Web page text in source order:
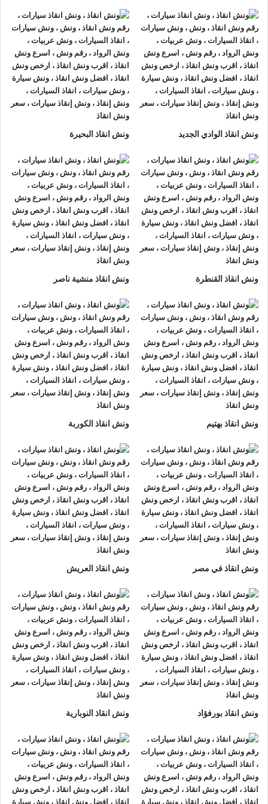
ونش انقاذ سيارات الروادلأنقاذ السيارات اسرع و ارخصونش انقاذ
سيارات في اسوانبخصم 50% اتصل بنا الان ليصلك
اقرب ونش
انقاذ سيارات في اسوانهناك العديد من الظروف الطارئة التي قد
تحدث لنا اثناء القيادة علي الطريق فمن الممكن ان تتعرض لحادث
سير مفاجي او ان تتعطل سيارتك وقد تحتاج الي نقلها الي اقرب
مركز صيانة او توكيل.
أذا كنت تبحث عن ونش انقاذ سيارات في اسوان اتصل بنا الان
علي 01063144040
01093018585
–
01120018852
ونش انقاذ , ونش انقاذ سيارات
ونش انقاذ اسوان
ونش انقاذ اسواننقدم خدمة المساعدة على الطريق بسرعة
وبأسعار معقولة ، وخدمةإنقاذ السياراتفي اسوان و على جميع
الطرق و لدينا فريق من السائقين الوناشين ذوي الخبرة والمدربين
لتزويدك بأفضل مساعدة على الطريق و تقديم خدمات الانقاذ
السريع.
ونش إنقاذ سياراتمن شركةالرواد لإنقاذ السياراتيقدم تجربة
فريدةلإنقاذ السيارات، تمتع بتجربةونش انقاذ سياراتمنونش
انقاذ الروادوأحصل على خصم 50% ، لدينا ونش انقاذمزود بأجهزة
تتبع GPS لأمانك وأمان سيارتك.
اتصل بخدمة العملاء التابعة لنا على مدار 24 ساعة الآن للحصول
علىأقرب ونش انقاذمن موقعك في اسوان فريق المساعدة على
أهبة الاستعداد و جاهز دائما لمساعدتك في أي وقت من النهار أو
الليل 24/7/365 تشمل خدمات
انقاذ السيارات في اسوان
يلي:
1- السرعة
يصلكونش انقاذ السيارات
بسرعة فائقة خلال 30 دقيقة بحد اقصي
فور طلبك لـونش إنقاذ سياراتمن أجل إنقاذ السياراتالمُعطّلة في
ونش انقاذ الوادي الجديد ونش انقاذ البحيرة
ونش انقاذ القنطرة ونش انقاذ منشية ناصر
ونش انقاذ بهتيم ونش انقاذ الكوربة
ونش انقاذ في مصر ونش انقاذ العريش
ونش انقاذ بورفؤاد ونش انقاذ النوبارية